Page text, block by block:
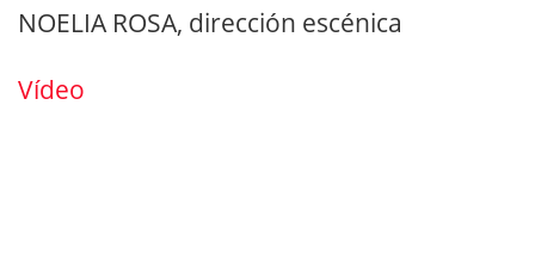
NOELIA ROSA, dirección escénica
Vídeo